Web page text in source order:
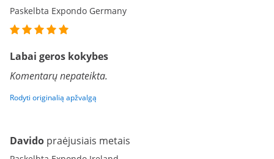
Paskelbta Expondo Germany
Labai geros kokybes
Komentarų nepateikta.
Rodyti originalią apžvalgą
Davido praėjusiais metais